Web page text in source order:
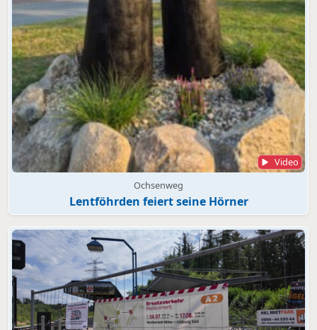
Video
Ochsenweg
Lentföhrden feiert seine Hörner